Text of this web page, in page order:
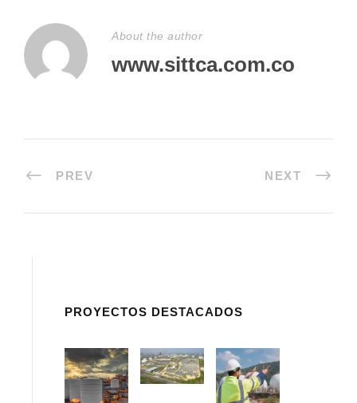
About the author
www.sittca.com.co
PREV NEXT
PROYECTOS DESTACADOS